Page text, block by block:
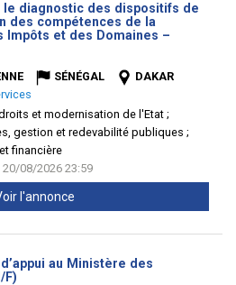
le diagnostic des dispositifs de
des compétences de la
Impôts et des Domaines –
SÉNÉGAL
DAKAR
et modernisation de l'Etat ;
gestion et redevabilité publiques ;
financière
08/2026 23:59
l'annonce
au Ministère des
F)